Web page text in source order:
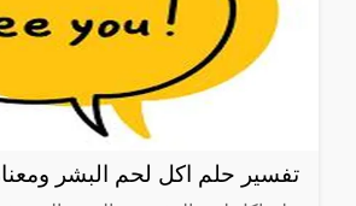
تفسير حلم اكل لحم البشر